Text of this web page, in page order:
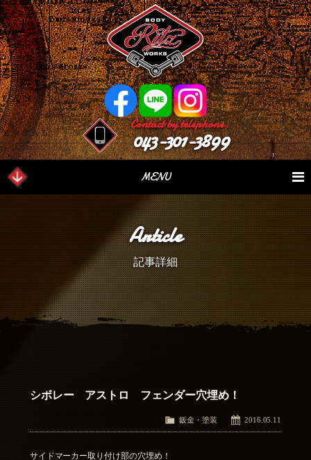
Contact by telephone.
043-301-3899
MENU
Our Serivce
業務内容 Stock List
在庫車情報
Parts Sales
パーツ情報 Case Study
作業日誌
Blog
つぶやき Factory
会社概要
Article
記事詳細
シボレー アストロ フェンダー穴埋め！
2016.05.11
鈑金・塗装
サイドマーカー取り付け部の穴埋め！